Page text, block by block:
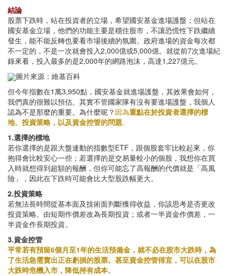
結論
股票下跌時，站在投資者的立場，希望國安基金進場護盤；但站在
國安基金立場，他們的功能主要是穩住股市，不讓恐慌性下跌繼續
發生，能不能反轉也要看市場後續的氛圍。政府進場的資金每次都
不一定的，不是一次就會投入2,000億或5,000億。就從前7次進場紀
錄來看，投入最多的是2,000年的網路泡沫，高達1,227億元。
圖片來源：維基百科
但今年指數在1萬3,950點，國安基金就進場護盤，其效果會如何，
我們真的很難以預估。其實不管國家隊有沒有要進場護盤，我個人
認為不是那麼的重要。為什麼呢？ 因為重點在於投資者選擇的標
地、投資策略，以及資金控管的問題。
1.選擇的標地
若你選擇的是跟大盤連動的指數型ETF，跟個股套牢比較起來，你
抱得會比較安心一些；若選擇的是交易量較小的個股，我想你在買
入時就想得到超額的報酬，但你可能忘了高報酬的代價就是「高風
險」，因此在下跌時可能會比大型股跌幅更大。
2.投資策略
若無法長時間從基本面及技術面判斷獲得收益，你該思考是否更改
投資策略。由短期作價差改為長期投資；或者一半資金作價差，一
半資金作長期投資。
3.資金控管
平常若有預留6個月至1年的生活預備金，就不必在股市大跌時，為
了生活急需賣出正在虧損的股票。甚至資金控管得宜，可以在股市
大跌時危機入市，降低持有成本。